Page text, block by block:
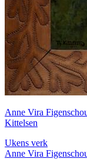
Anne Vira
Kittelsen
Ukens verk
Anne Vira